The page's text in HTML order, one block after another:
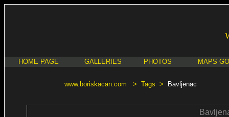
HOME PAGE GALLERIES PHOTOS MAPS
www.boriskacan.com > Tags > Bavljenac